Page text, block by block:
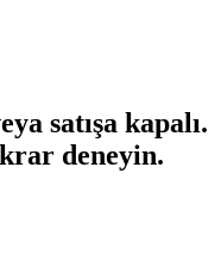
satışa kapalı.
deneyin.